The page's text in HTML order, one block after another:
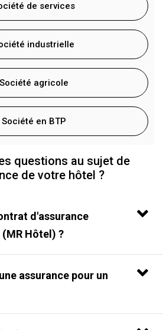
de services
industrielle
Société agricole
Société en BTP
questions au sujet de
de votre hôtel ?
d'assurance
Hôtel) ?
assurance pour un